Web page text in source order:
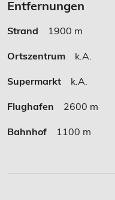
Entfernungen
Strand 1900 m
Ortszentrum k.A.
Supermarkt k.A.
Flughafen 2600 m
Bahnhof 1100 m